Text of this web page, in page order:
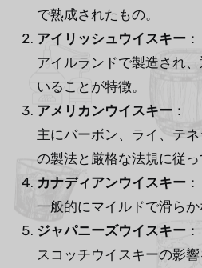
で熟成されたもの。
アイリッシュウイスキー ：
アイルランドで製造され
いることが特徴。
アメリカンウイスキー ：
主にバーボン、ライ、テ
の製法と厳格な法規に従っ
カナディアンウイスキー ：
一般的にマイルドで滑らか
ジャパニーズウイスキー ：
スコッチウイスキーの影